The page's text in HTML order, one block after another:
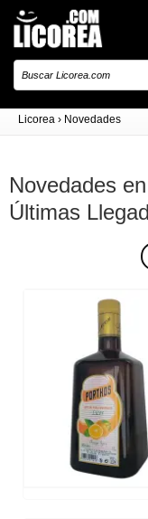
Licorea › Novedades
Novedades
Últimas